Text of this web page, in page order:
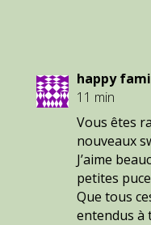
happy
11 min
Vous êtes
nouveaux
J’aime
petites
Que tous
entendus à